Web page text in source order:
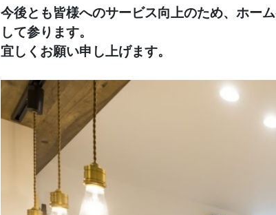
今後とも皆様へのサービス向上のため、ホー
して参ります。
宜しくお願い申し上げます。